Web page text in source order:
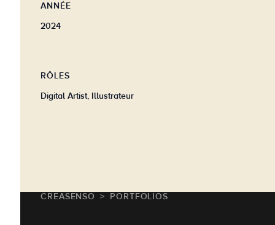
ANNÉE
2024
RÔLES
Digital Artist, Illustrateur
CREASENSO PORTFOLIOS